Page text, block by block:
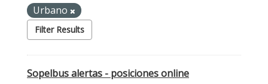
Urbano
Filter Results
Sopelbus alertas - posiciones online